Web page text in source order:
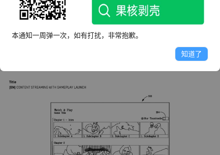
专利信息显示，游戏将即时保存玩家数据，并将游戏章节细
化为多个部分，玩家可以在游戏中，通过交互“回溯”至这些
触发点，从而在几秒钟内实现快速加载，让游戏回到特定的
时刻，并视情况继承回溯前的装备等级或调用曾经的装备等
本通知一周弹一次，如有打扰，非常抱歉。
知道了